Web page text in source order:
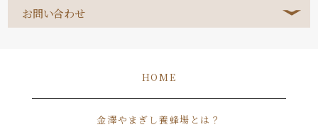
お問い合わせ
HOME
金澤やまぎし養蜂場とは？